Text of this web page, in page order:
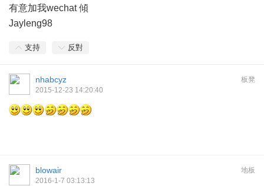
有意加我wechat 傾
Jayleng98
支持 反對
板凳
nhabcyz
2015-12-23 14:20:40
地板
blowair
2016-1-7 03:13:13